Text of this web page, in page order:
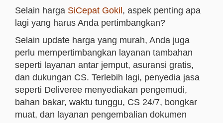
Selain harga SiCepat Gokil , aspek penting apa
lagi yang harus Anda pertimbangkan?
Selain update harga yang murah, Anda juga
perlu mempertimbangkan layanan tambahan
seperti layanan antar jemput, asuransi gratis,
dan dukungan CS. Terlebih lagi, penyedia jasa
seperti Deliveree menyediakan pengemudi,
bahan bakar, waktu tunggu, CS 24/7, bongkar
muat, dan layanan pengembalian dokumen